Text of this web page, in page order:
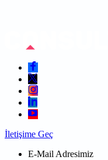
İletişime Geç
E-Mail Adresimiz